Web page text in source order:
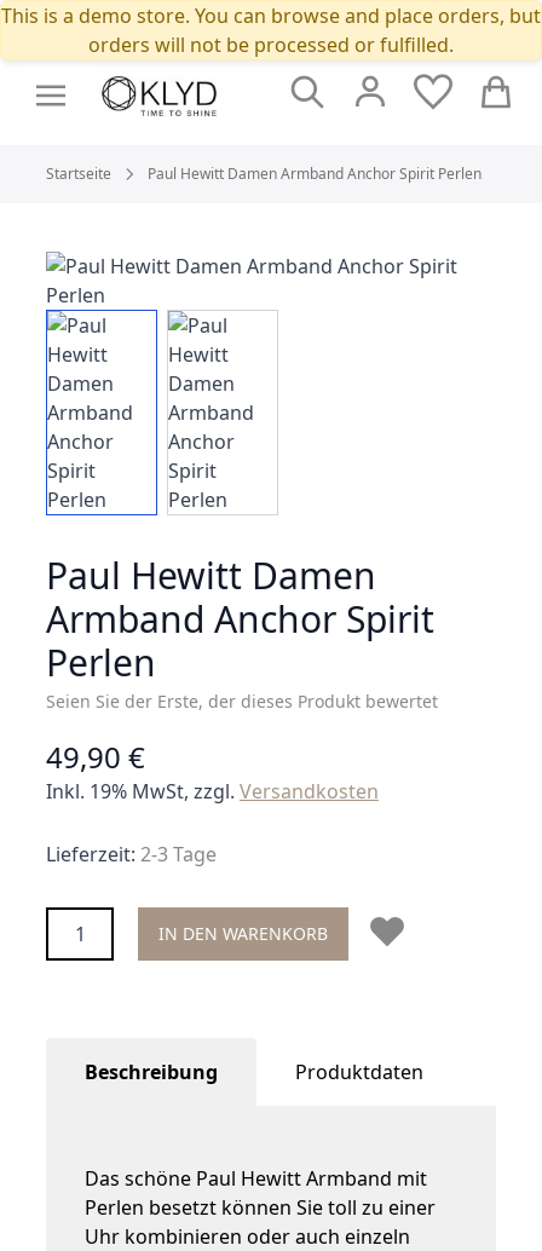
This is a demo store. You can browse and place orders, but
orders will not be processed or fulfilled.
Suche
Cart
Startseite Paul Hewitt Damen Armband Anchor Spirit Perlen
Paul Hewitt Damen
Armband Anchor Spirit
Perlen
Seien Sie der Erste, der dieses Produkt bewertet
49,90 €
Inkl. 19% MwSt, zzgl. Versandkosten
Lieferzeit: 2-3 Tage
Menge IN DEN WARENKORB
Beschreibung Produktdaten
Das schöne Paul Hewitt Armband mit
Perlen besetzt können Sie toll zu einer
Uhr kombinieren oder auch einzeln